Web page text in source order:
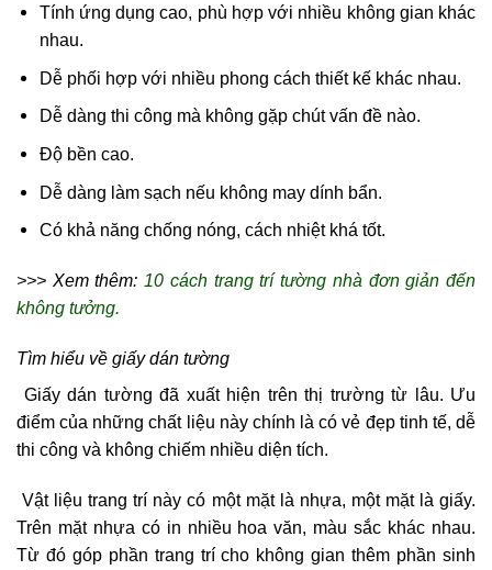
Tính ứng dụng cao, phù hợp với nhiều không gian khác
nhau.
Dễ phối hợp với nhiều phong cách thiết kế khác nhau.
Dễ dàng thi công mà không gặp chút vấn đề nào.
Độ bền cao.
Dễ dàng làm sạch nếu không may dính bẩn.
Có khả năng chống nóng, cách nhiệt khá tốt.
>>> Xem thêm: 10 cách trang trí tường nhà đơn giản đến
không tưởng.
Tìm hiểu về giấy dán tường
Giấy dán tường đã xuất hiện trên thị trường từ lâu. Ưu
điểm của những chất liệu này chính là có vẻ đẹp tinh tế, dễ
thi công và không chiếm nhiều diện tích.
Vật liệu trang trí này có một mặt là nhựa, một mặt là giấy.
Trên mặt nhựa có in nhiều hoa văn, màu sắc khác nhau.
Từ đó góp phần trang trí cho không gian thêm phần sinh